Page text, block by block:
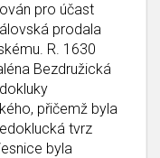
pro účast
prodala
R. 1630
Bezdružická
přičemž byla
tvrz
byla